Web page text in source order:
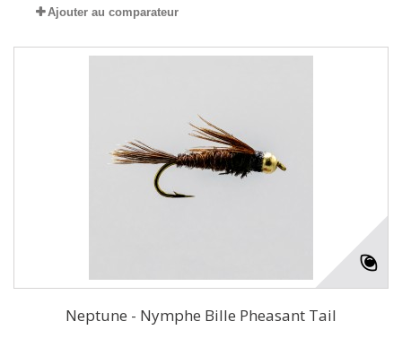
Ajouter au comparateur
Neptune - Nymphe Bille Pheasant Tail